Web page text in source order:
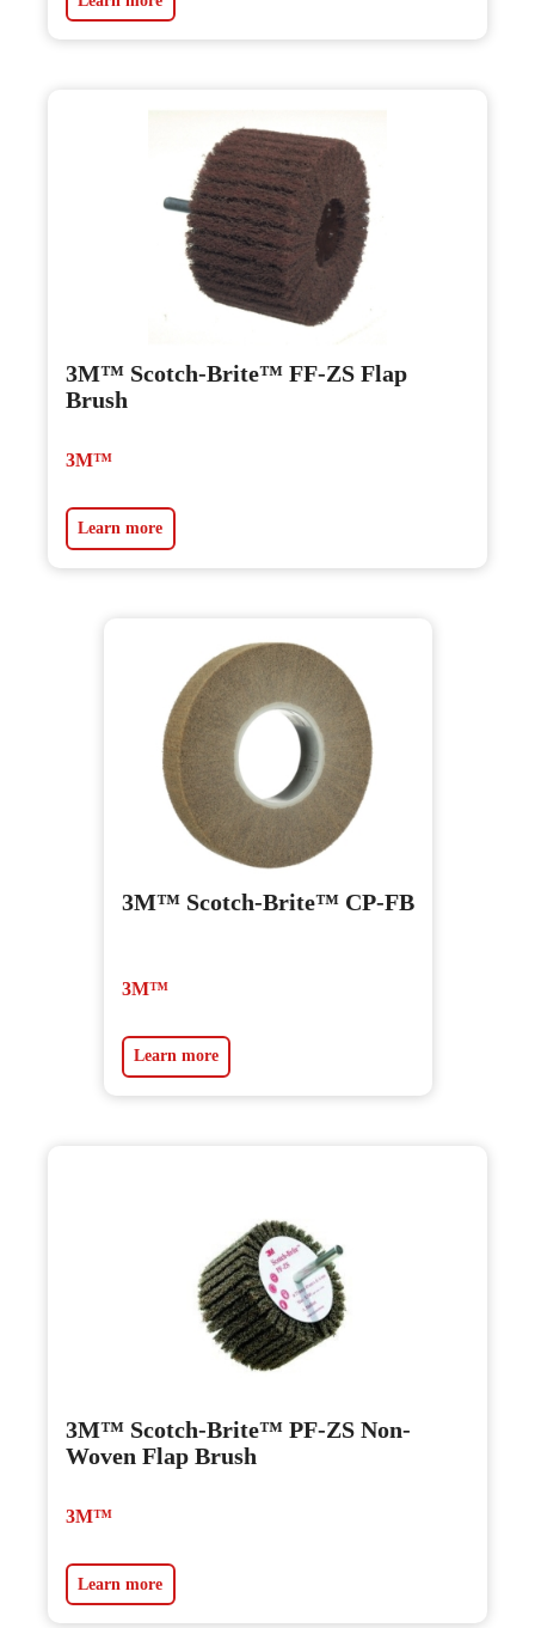
3M™ Scotch-Brite™ FF-ZS Flap
Brush
3M™
Learn more
3M™ Scotch-Brite™ CP-FB
3M™
Learn more
3M™ Scotch-Brite™ PF-ZS Non-
Woven Flap Brush
3M™
Learn more